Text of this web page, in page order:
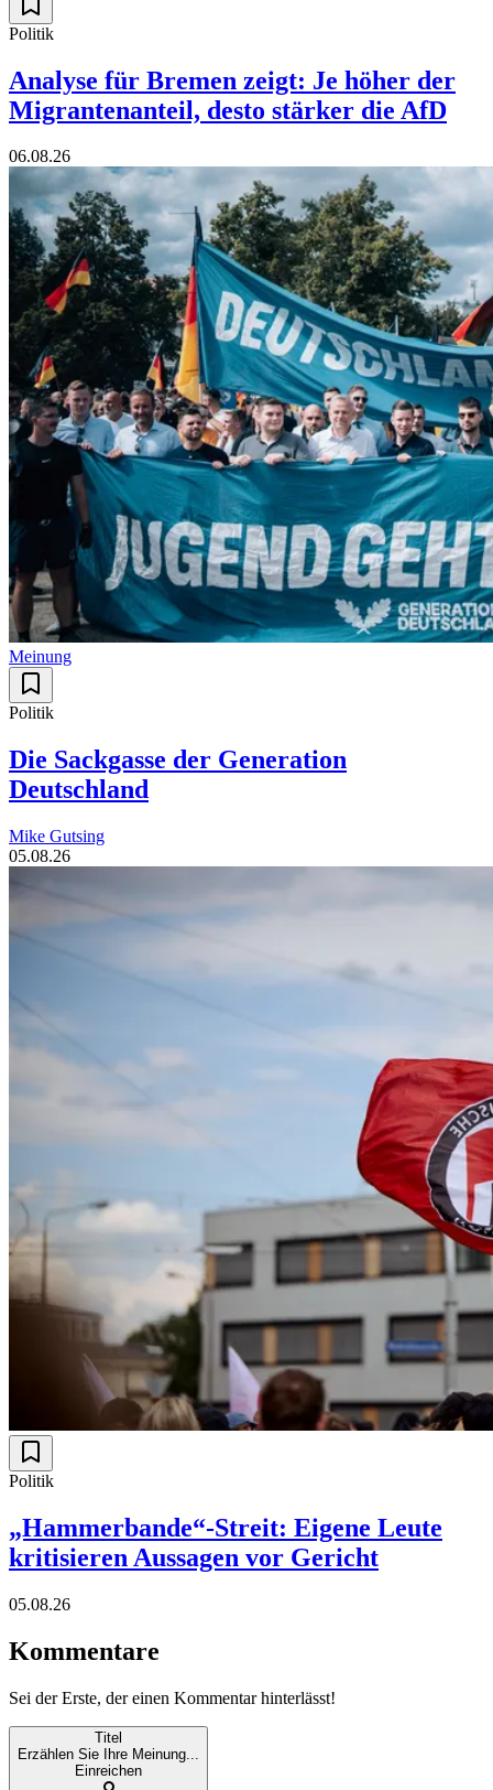
Politik
Analyse für Bremen zeigt: Je höher der
Migrantenanteil, desto stärker die AfD
06.08.26
Meinung
Politik
Die Sackgasse der Generation
Deutschland
Mike Gutsing
05.08.26
Politik
„Hammerbande“-Streit: Eigene Leute
kritisieren Aussagen vor Gericht
05.08.26
Kommentare
Sei der Erste, der einen Kommentar hinterlässt!
Titel
Erzählen Sie Ihre Meinung...
Einreichen